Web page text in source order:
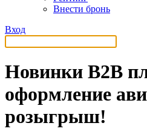
Внести бронь
Вход
Новинки B2B
оформление
розыгрыш!